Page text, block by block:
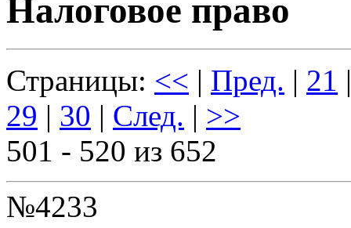
Налоговое право
Страницы: << | Пред. | 21
29 | 30 | След. | >>
501 - 520 из 652
№4233